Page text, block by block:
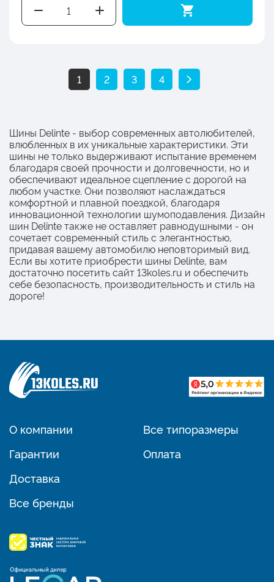
1 2 3 4
Шины Delinte - выбор современных автолюбителей,
влюбленных в их уникальные характеристики. Эти
шины не только выдерживают испытание временем
благодаря своей прочности и долговечности, но и
обеспечивают идеальное сцепление с дорогой на
любом участке. Они позволяют наслаждаться
комфортной и плавной поездкой, благодаря
инновационной технологии шумоподавления. Дизайн
шин Delinte также не оставляет равнодушными - он
сочетает современный стиль с элегантностью,
придавая вашему автомобилю неповторимый вид.
Если вы хотите приобрести шины Delinte, вам
достаточно посетить сайт 13koles.ru и обеспечить
себе безопасность, производительность и стиль на
дороге!
О компании
Гарантии
Доставка
Все бренды
Все типоразмеры
Оплата